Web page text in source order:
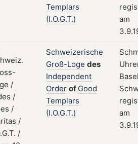
Templars
(I.O.G.T.)
am
Schweizerische
Groß-Loge des
Independent
Order of Good
Templars
(I.O.G.T.)
am